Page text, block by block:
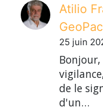
Atilio
25 juin
de le
d'un…